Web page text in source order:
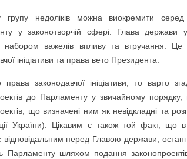
групу недоліків можна виокремити
у законотворчій сфері. Глава держави у
набором важелів впливу та втручання. Це
ініціативи та права вето Президента.
права законодавчої ініціативи, то варто
до Парламенту у звичайному
що визначені ним як невідкладні та
України). Цікавим є також той факт, що
відповідальним перед Главою держави,
Парламенту шляхом подання